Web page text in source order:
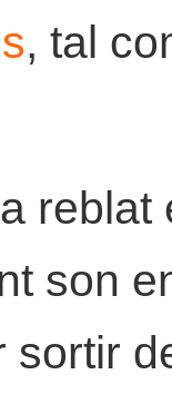
, tal
reblat
son
sortir